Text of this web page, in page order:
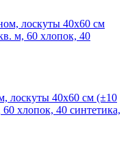
40x60 см (±10
хлопок, 40 синтетика,